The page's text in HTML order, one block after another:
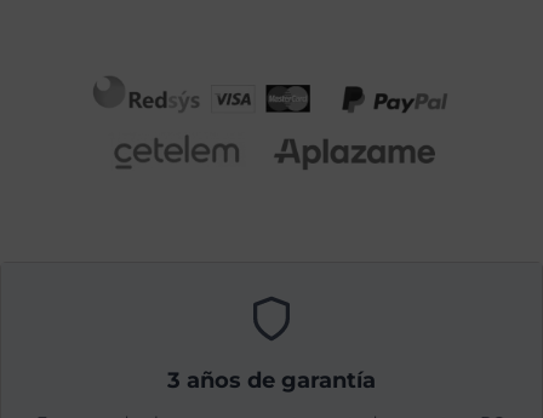
3 años de garantía